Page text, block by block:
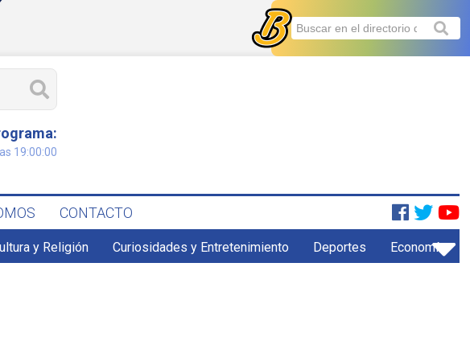
19:00:00
CONTACTO
y Religión Curiosidades y Entretenimiento Deportes Economía